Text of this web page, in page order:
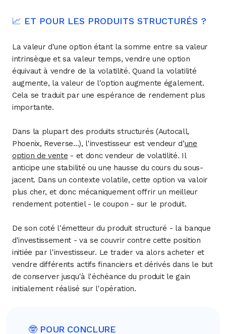
📈 ET POUR LES PRODUITS STRUCTURÉS ?
La valeur d'une option étant la somme entre sa valeur
intrinsèque et sa valeur temps, vendre une option
équivaut à vendre de la volatilité. Quand la volatilité
augmente, la valeur de l'option augmente également.
Cela se traduit par une espérance de rendement plus
importante.
Dans la plupart des produits structurés (Autocall,
Phoenix, Reverse...), l'investisseur est vendeur d’une
option de vente - et donc vendeur de volatilité. Il
anticipe une stabilité ou une hausse du cours du sous-
jacent. Dans un contexte volatile, cette option va valoir
plus cher, et donc mécaniquement offrir un meilleur
rendement potentiel - le coupon - sur le produit.
De son coté l'émetteur du produit structuré - la banque
d'investissement - va se couvrir contre cette position
initiée par l'investisseur. Le trader va alors acheter et
vendre différents actifs financiers et dérivés dans le but
de conserver jusqu'à l'échéance du produit le gain
initialement réalisé sur l'opération.
🤓 POUR CONCLURE